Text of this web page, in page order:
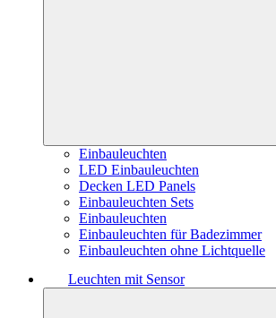
Einbauleuchten
LED Einbauleuchten
Decken LED Panels
Einbauleuchten Sets
Einbauleuchten
Einbauleuchten für Badezimmer
Einbauleuchten ohne Lichtquelle
Leuchten mit Sensor